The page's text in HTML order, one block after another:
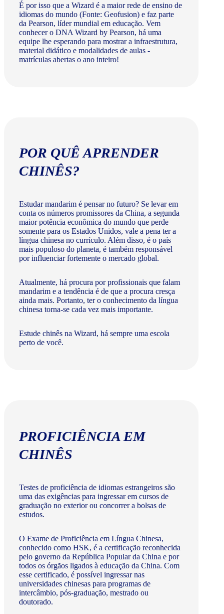
É por isso que a Wizard é a maior rede de ensino de
idiomas do mundo (Fonte: Geofusion) e faz parte
da Pearson, líder mundial em educação. Vem
conhecer o DNA Wizard by Pearson, há uma
equipe lhe esperando para mostrar a infraestrutura,
material didático e modalidades de aulas -
matrículas abertas o ano inteiro!
POR QUÊ APRENDER
CHINÊS?
Estudar mandarim é pensar no futuro? Se levar em
conta os números promissores da China, a segunda
maior potência econômica do mundo que perde
somente para os Estados Unidos, vale a pena ter a
língua chinesa no currículo. Além disso, é o país
mais populoso do planeta, é também responsável
por influenciar fortemente o mercado global.
Atualmente, há procura por profissionais que falam
mandarim e a tendência é de que a procura cresça
ainda mais. Portanto, ter o conhecimento da língua
chinesa torna-se cada vez mais importante.
Estude chinês na Wizard, há sempre uma escola
perto de você.
PROFICIÊNCIA EM
CHINÊS
Testes de proficiência de idiomas estrangeiros são
uma das exigências para ingressar em cursos de
graduação no exterior ou concorrer a bolsas de
estudos.
O Exame de Proficiência em Língua Chinesa,
conhecido como HSK, é a certificação reconhecida
pelo governo da República Popular da China e por
todos os órgãos ligados à educação da China. Com
esse certificado, é possível ingressar nas
universidades chinesas para programas de
intercâmbio, pós-graduação, mestrado ou
doutorado.